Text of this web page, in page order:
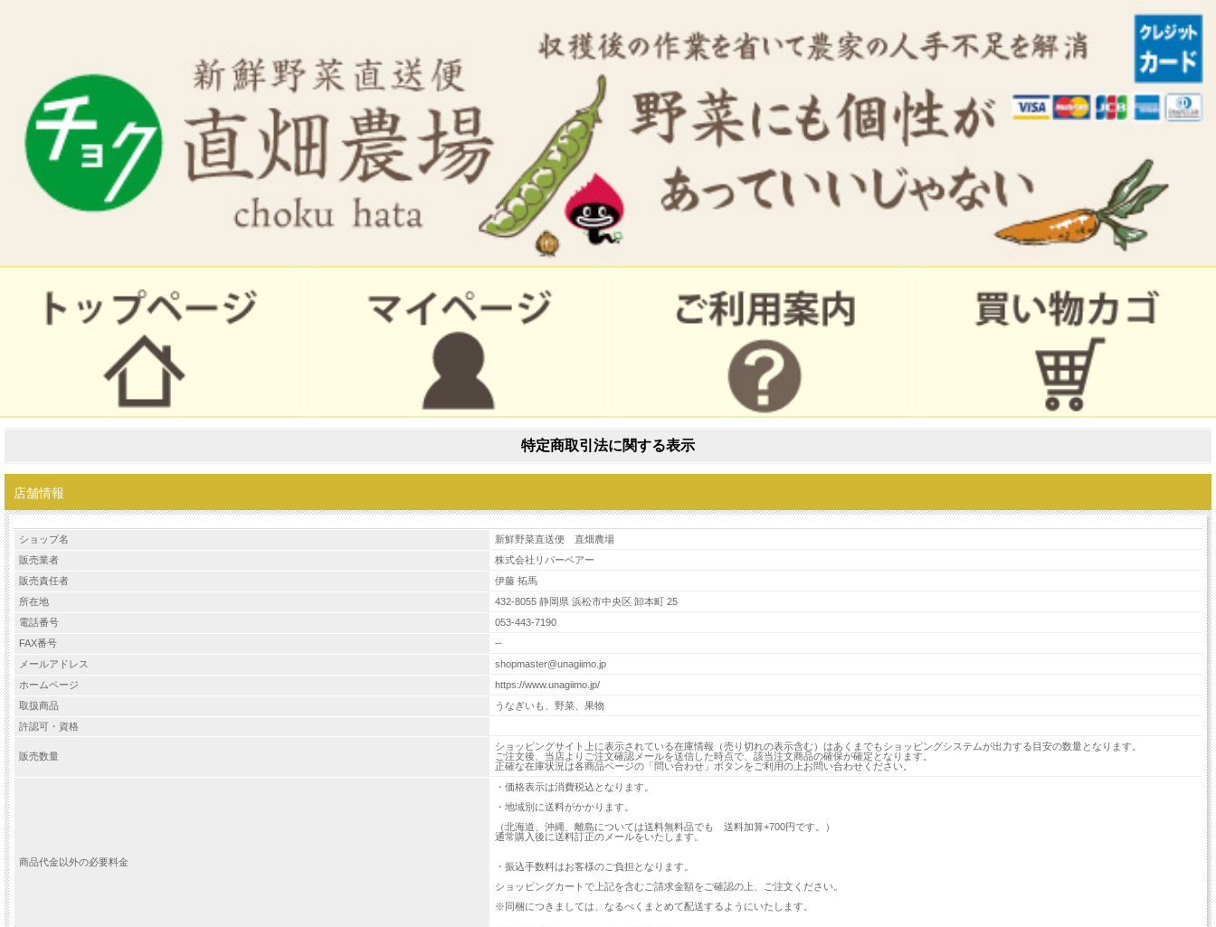
特定商取引法に関する表示
店舗情報
ショップ名
新鮮野菜直送便 直畑農場
販売業者
株式会社リバーベアー
販売責任者
伊藤 拓馬
所在地
432-8055 静岡県 浜松市中央区 卸本町 25
電話番号
053-443-7190
FAX番号
--
メールアドレス
shopmaster@unagiimo.jp
ホームページ
https://www.unagiimo.jp/
取扱商品
うなぎいも、野菜、果物
許認可・資格
販売数量
ショッピングサイト上に表示されている在庫情報（売り切れの表示含む）はあくまでもショッピングシステムが出力する目安の数量となります。
ご注文後、当店よりご注文確認メールを送信した時点で、該当注文商品の確保が確定となります。
正確な在庫状況は各商品ページの「問い合わせ」ボタンをご利用の上お問い合わせください。
商品代金以外の必要料金
・価格表示は消費税込となります。
・地域別に送料がかかります。
（北海道、沖縄、離島については送料無料品でも 送料加算+700円です。）
通常購入後に送料訂正のメールをいたします。
・振込手数料はお客様のご負担となります。
ショッピングカートで上記を含むご請求金額をご確認の上、ご注文ください。
※同梱につきましては、なるべくまとめて配送するようにいたします。